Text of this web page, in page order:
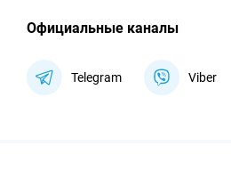
Официальные каналы
Telegram Viber